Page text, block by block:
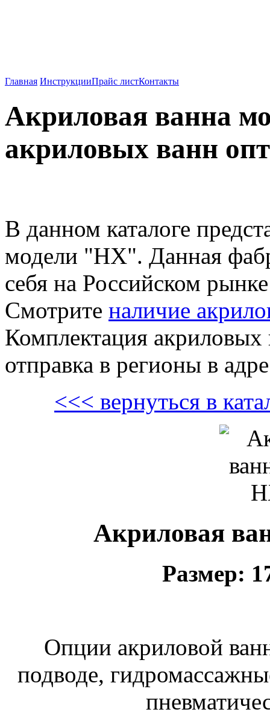
Главная ИнструкцииПрайс листКонтакты
Акриловая ванна
акриловых ванн
В данном каталоге
модели "HX". Данная
себя на Российском
Смотрите наличие
Комплектация акриловых
отправка в регионы в
<<< вернуться в
Акриловая
Размер:
Опции акриловой
подводе,